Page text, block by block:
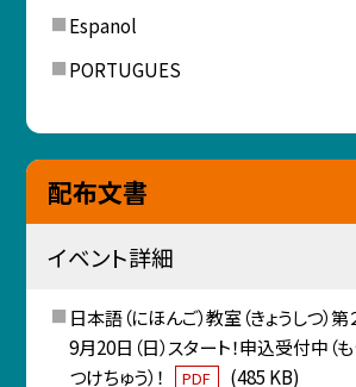
Espanol
PORTUGUES
配布文書
イベント詳細
日本語（にほんご）教室（きょうしつ）第
9月20日（日）スタート！申込受付中
つけちゅう）！
PDF
(485 KB)